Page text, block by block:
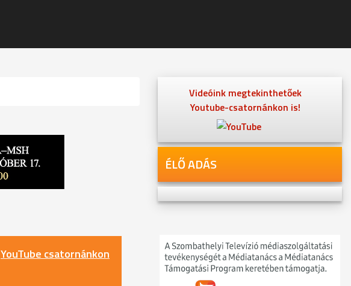
YouTube csatornánkon
Videóink megtekinthetőek
Youtube-csatornánkon is!
ÉLŐ ADÁS